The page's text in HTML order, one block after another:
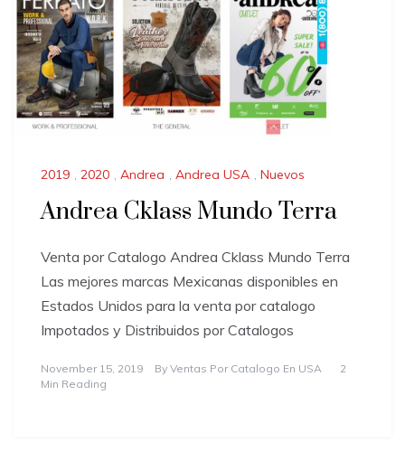
2019 , 2020 , Andrea , Andrea USA , Nuevos
Andrea Cklass Mundo Terra
Venta por Catalogo Andrea Cklass Mundo Terra
Las mejores marcas Mexicanas disponibles en
Estados Unidos para la venta por catalogo
Impotados y Distribuidos por Catalogos
November 15, 2019 By Ventas Por Catalogo En USA
2
Min Reading